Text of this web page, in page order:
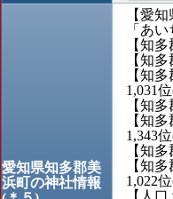
愛知県知多郡美
浜町の神社情報
【愛
「あ
【知
【知
【知
1,031
【知
【知
1,343
【知
【知
1,022
【人